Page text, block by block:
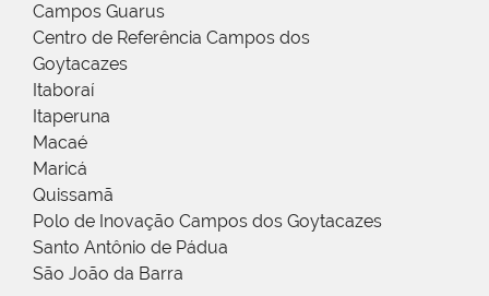
Campos Guarus
Centro de Referência Campos dos
Goytacazes
Itaboraí
Itaperuna
Macaé
Maricá
Quissamã
Polo de Inovação Campos dos Goytacazes
Santo Antônio de Pádua
São João da Barra